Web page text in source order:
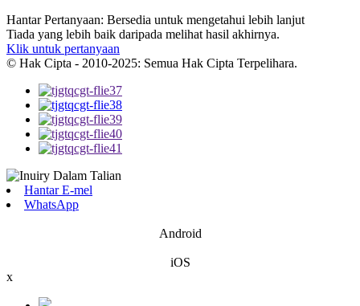
Hantar Pertanyaan: Bersedia untuk mengetahui lebih lanjut
Tiada yang lebih baik daripada melihat hasil akhirnya.
Klik untuk pertanyaan
© Hak Cipta - 2010-2025: Semua Hak Cipta Terpelihara.
Hantar E-mel
WhatsApp
Android
iOS
x